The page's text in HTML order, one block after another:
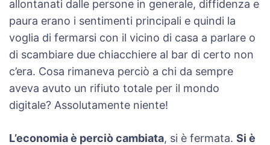
allontanati dalle persone in generale, diffidenza e
paura erano i sentimenti principali e quindi la
voglia di fermarsi con il vicino di casa a parlare o
di scambiare due chiacchiere al bar di certo non
c’era. Cosa rimaneva perciò a chi da sempre
aveva avuto un rifiuto totale per il mondo
digitale? Assolutamente niente!
L’economia è perciò cambiata, si è fermata. Si è